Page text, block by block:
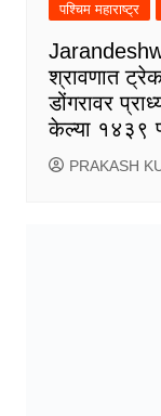
पश्चिम महाराष्ट्र
श्रावणात
डोंगरावर
केल्या १४३९
PRAKASH